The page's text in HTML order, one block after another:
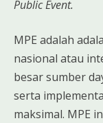
Public Event.
MPE adalah
nasional atau
besar sumber
serta
maksimal. MPE